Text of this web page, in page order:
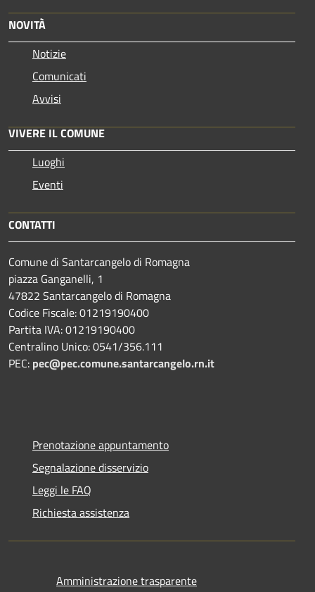
NOVITÀ
Notizie
Comunicati
Avvisi
VIVERE IL COMUNE
Luoghi
Eventi
CONTATTI
Comune di Santarcangelo di Romagna
piazza Ganganelli, 1
47822 Santarcangelo di Romagna
Codice Fiscale: 01219190400
Partita IVA: 01219190400
Centralino Unico: 0541/356.111
PEC: pec@pec.comune.santarcangelo.rn.it
Prenotazione appuntamento
Segnalazione disservizio
Leggi le FAQ
Richiesta assistenza
Amministrazione trasparente